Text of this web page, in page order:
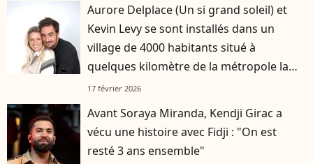
Aurore Delplace (Un si grand soleil) et
Kevin Levy se sont installés dans un
village de 4000 habitants situé à
quelques kilomètre de la métropole la
plus attractive de France
17 février 2026
Avant Soraya Miranda, Kendji Girac a
vécu une histoire avec Fidji : "On est
resté 3 ans ensemble"